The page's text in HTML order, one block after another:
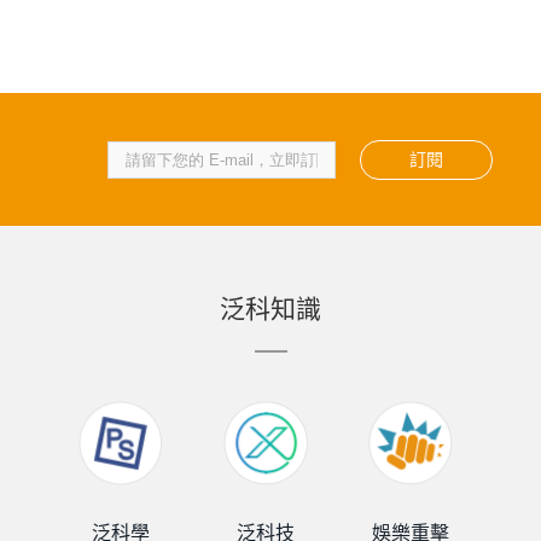
訂閱
泛科知識
泛科學 泛科技 娛樂重擊